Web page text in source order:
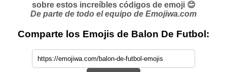
sobre estos increíbles códigos de emoji 😊
De parte de todo el equipo de Emojiwa.com
Comparte los Emojis de Balon De Futbol: